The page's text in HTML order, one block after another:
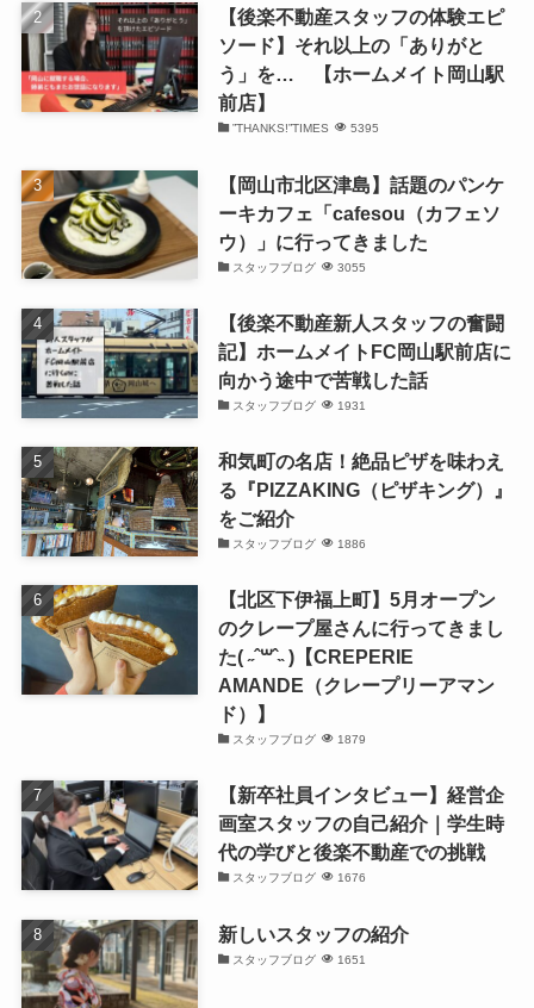
【後楽不動産スタッフの体験エピ
ソード】それ以上の「ありがと
う」を… 【ホームメイト岡山駅
前店】
”THANKS!”TIMES 5395
【岡山市北区津島】話題のパンケ
ーキカフェ「cafesou（カフェソ
ウ）」に行ってきました
スタッフブログ 3055
【後楽不動産新人スタッフの奮闘
記】ホームメイトFC岡山駅前店に
向かう途中で苦戦した話
スタッフブログ 1931
和気町の名店！絶品ピザを味わえ
る『PIZZAKING（ピザキング）』
をご紹介
スタッフブログ 1886
【北区下伊福上町】5月オープン
のクレープ屋さんに行ってきまし
た( ˶ˆ꒳ˆ˵ )【CREPERIE
AMANDE（クレープリーアマン
ド）】
スタッフブログ 1879
【新卒社員インタビュー】経営企
画室スタッフの自己紹介｜学生時
代の学びと後楽不動産での挑戦
スタッフブログ 1676
新しいスタッフの紹介
スタッフブログ 1651